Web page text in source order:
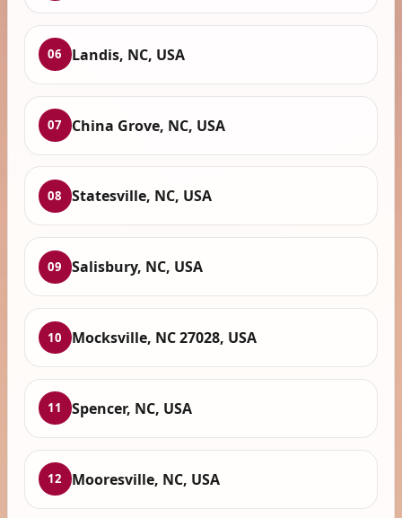
06 Landis, NC, USA
07 China Grove, NC, USA
08 Statesville, NC, USA
09 Salisbury, NC, USA
10 Mocksville, NC 27028, USA
11 Spencer, NC, USA
12 Mooresville, NC, USA